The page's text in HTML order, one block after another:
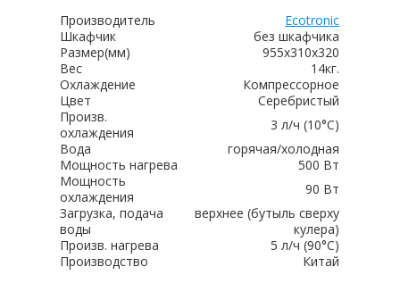
Производитель
Ecotronic
Шкафчик
без шкафчика
Размер(мм)
955x310x320
Вес
14кг.
Охлаждение
Компрессорное
Цвет
Серебристый
Произв.
охлаждения
3 л/ч (10°C)
Вода
горячая/холодная
Мощность нагрева
500 Вт
Мощность
охлаждения
90 Вт
Загрузка, подача
воды
верхнее (бутыль сверху
кулера)
Произв. нагрева
5 л/ч (90°C)
Производство
Китай